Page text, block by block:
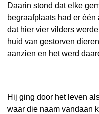
Daarin stond dat elke
begraafplaats had er
dat hier vier vilders
huid van gestorven
aanzien en het werd
Hij ging door het leven
waar die naam vandaan